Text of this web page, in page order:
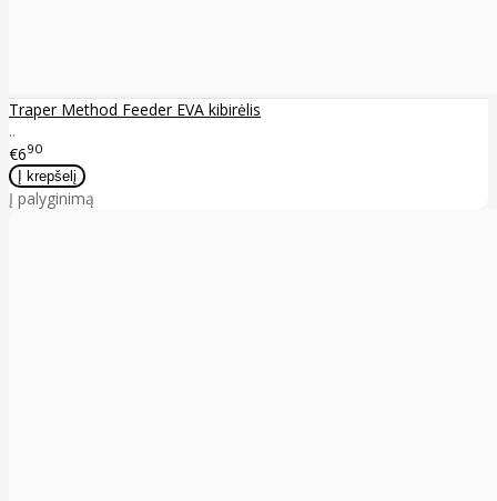
Traper Method Feeder EVA kibirėlis
..
€690
Į palyginimą